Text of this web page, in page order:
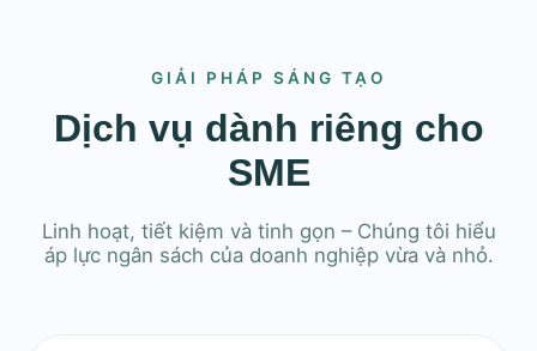
GIẢI PHÁP SÁNG TẠO
Dịch vụ dành riêng cho
SME
Linh hoạt, tiết kiệm và tinh gọn – Chúng tôi hiểu
áp lực ngân sách của doanh nghiệp vừa và nhỏ.